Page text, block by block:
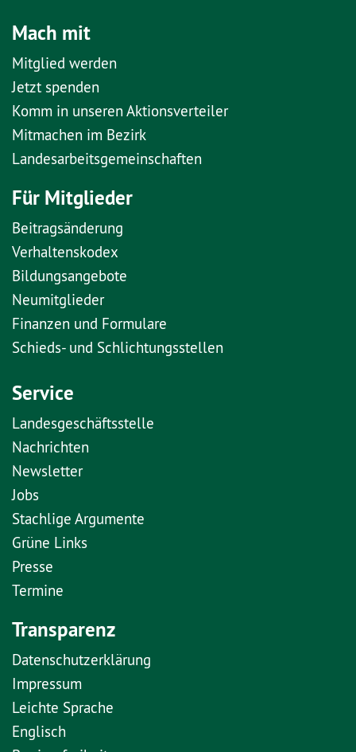
Mach mit
Mitglied werden
Jetzt spenden
Komm in unseren Aktionsverteiler
Mitmachen im Bezirk
Landesarbeitsgemeinschaften
Für Mitglieder
Beitragsänderung
Verhaltenskodex
Bildungsangebote
Neumitglieder
Finanzen und Formulare
Schieds- und Schlichtungsstellen
Service
Landesgeschäftsstelle
Nachrichten
Newsletter
Jobs
Stachlige Argumente
Grüne Links
Presse
Termine
Transparenz
Datenschutzerklärung
Impressum
Leichte Sprache
Englisch